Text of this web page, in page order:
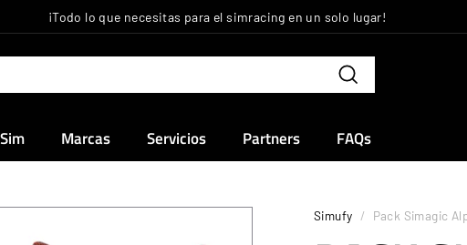
diapositivas
pausa
¡Todo lo que necesitas para el simracing en un solo lugar!
Buscar
Marcas Servicios Partners FAQs
Simufy / Pack Simagic